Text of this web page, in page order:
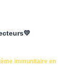
immunitaire en